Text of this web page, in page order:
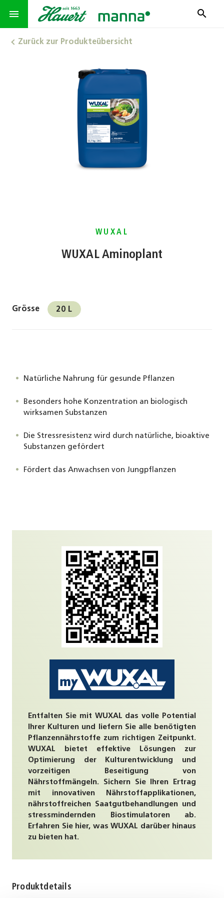
menu search
Zurück zur Produkteübersicht
WUXAL
WUXAL Aminoplant
Natürliche Nahrung für gesunde Pflanzen
Besonders hohe Konzentration an biologisch
wirksamen Substanzen
Die Stressresistenz wird durch natürliche, bioaktive
Substanzen gefördert
Fördert das Anwachsen von Jungpflanzen
Grösse 20 L
Entfalten Sie mit WUXAL das volle Potential
Ihrer Kulturen und liefern Sie alle benötigten
Pflanzennährstoffe zum richtigen Zeitpunkt.
WUXAL bietet effektive Lösungen zur
Optimierung der Kulturentwicklung und
vorzeitigen Beseitigung von
Nährstoffmängeln. Sichern Sie Ihren Ertrag
mit innovativen Nährstoffapplikationen,
nährstoffreichen Saatgutbehandlungen und
stressmindernden Biostimulatoren ab.
Erfahren Sie hier, was WUXAL darüber hinaus
zu bieten hat.
Produktdetails